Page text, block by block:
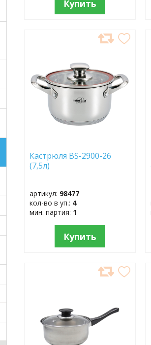
Купить
ИЗБРАННОЕ
Кастрюля BS-2900-26
(7,5л)
артикул: 98477
кол-во в уп.: 4
мин. партия: 1
Купить